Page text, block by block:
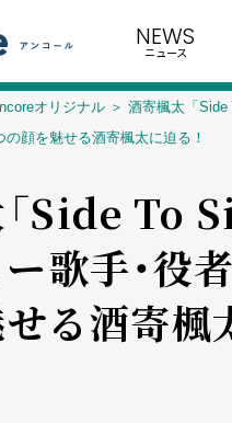
NEWS
ニュース
オリジナル
酒寄楓太「
顔を魅せる酒寄楓太に迫る！
Side To
――歌手・役
る酒寄楓